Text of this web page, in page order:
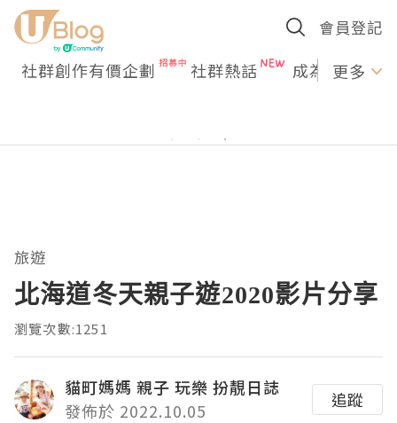
會員登記
社群創作有價企劃 社群熱話 成為U更多
旅遊
北海道冬天親子遊2020影片分享
瀏覽次數:1251
貓町媽媽 親子 玩樂 扮靚日誌
發佈於 2022.10.05
追蹤